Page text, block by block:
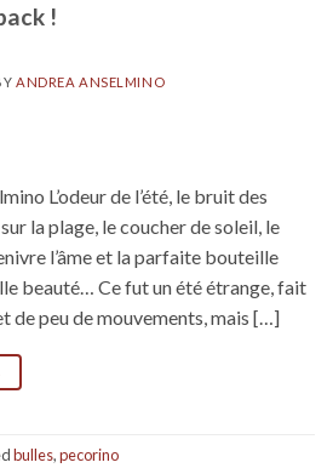
!
ANDREA ANSELMINO
L’odeur de l’été, le bruit des
la plage, le coucher de soleil, le
l’âme et la parfaite bouteille
beauté… Ce fut un été étrange, fait
de peu de mouvements, mais […]
bulles,pecorino